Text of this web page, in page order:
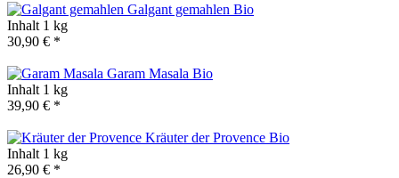
Galgant gemahlen Bio
Inhalt 1 kg
30,90 € *
Garam Masala Bio
Inhalt 1 kg
39,90 € *
Kräuter der Provence Bio
Inhalt 1 kg
26,90 € *